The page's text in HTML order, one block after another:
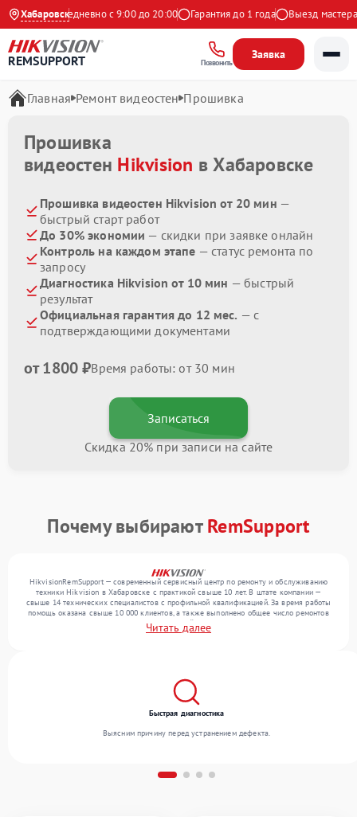
Хабаровск
Ежедневно с 9:00 до 20:00 Гарантия до 1 года Выезд мастера
REMSUPPORT Позвонить
Заявка
Главная Ремонт видеостен Прошивка
Прошивка
видеостен Hikvision в Хабаровске
Прошивка видеостен Hikvision от 20 мин —
быстрый старт работ
До 30% экономии — скидки при заявке онлайн
Контроль на каждом этапе — статус ремонта по
запросу
Диагностика Hikvision от 10 мин — быстрый
результат
Официальная гарантия до 12 мес. — с
подтверждающими документами
от 1800 ₽Время работы: от 30 мин
Записаться
Скидка 20% при записи на сайте
Почему выбираютRemSupport
HikvisionRemSupport — современный сервисный центр по ремонту и обслуживанию
техники Hikvision в Хабаровске с практикой свыше 10 лет. В штате компании —
свыше 14 технических специалистов с профильной квалификацией. За время работы
помощь оказана свыше 10 000 клиентов, а также выполнено общее число ремонтов
превысило 12 000. Ежемесячно в сервисный центр поступает свыше 300 единиц
техники, включая , , . Мы работаем с широким спектром неисправностей и предлагаем
Читать далее
Быстрая диагностика
Выясним причину перед устранением дефекта.